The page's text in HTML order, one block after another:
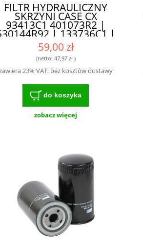
FILTR HYDRAULICZNY
SKRZYNI CASE CX
93413C1 401073R2 |
| 133736C1 |
SH56050 | P550128 | -
WYSOKA JAKOŚĆ I
NIEZAWODNOŚĆ
59,00 zł
(netto: 47,97 zł)
23% VAT, bez kosztów dostawy
do koszyka
zobacz więcej